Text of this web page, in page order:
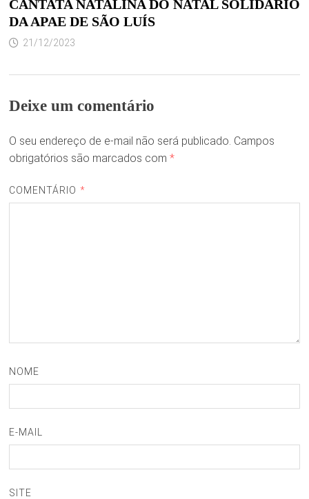
CANTATA NATALINA DO NATAL SOLIDÁRIO
DA APAE DE SÃO LUÍS
21/12/2023
Deixe um comentário
O seu endereço de e-mail não será publicado. Campos
obrigatórios são marcados com *
COMENTÁRIO *
NOME
E-MAIL
SITE